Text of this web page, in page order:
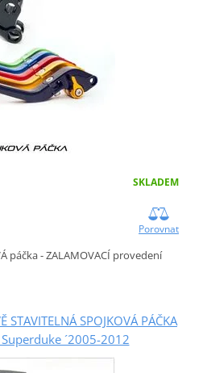
SKLADEM
Porovnat
páčka - ZALAMOVACÍ provedení
STAVITELNÁ SPOJKOVÁ PÁČKA
´2005-2012